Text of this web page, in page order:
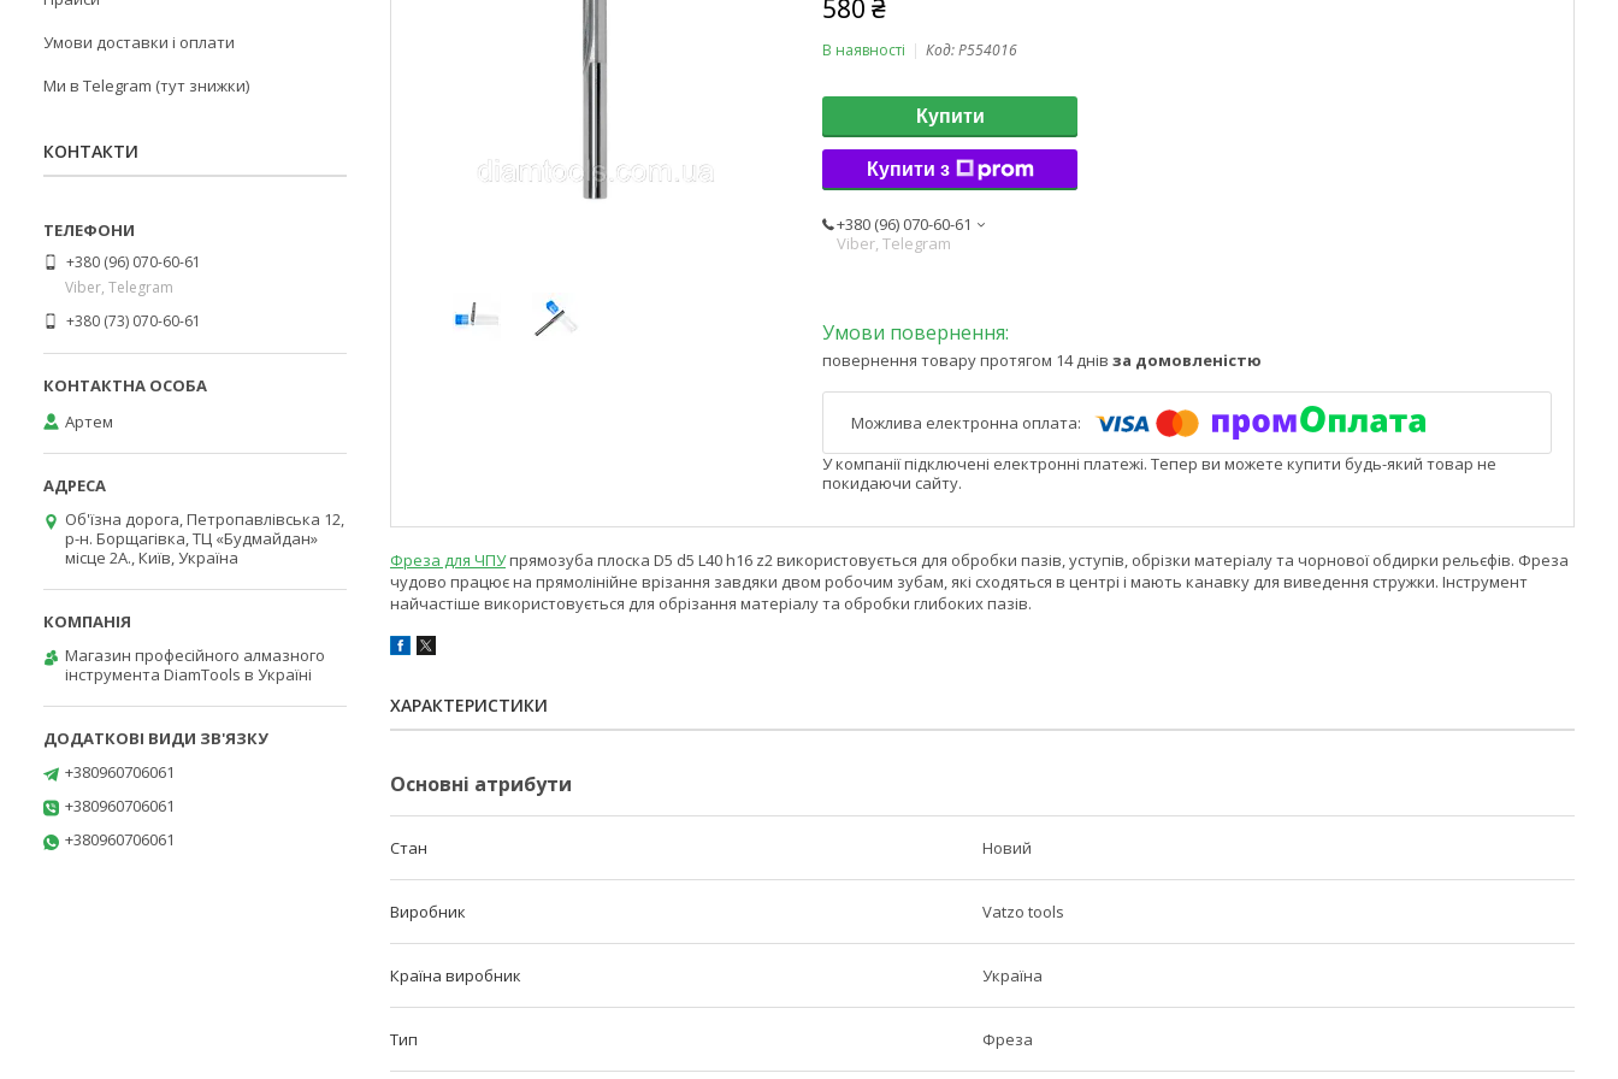
580 ₴
В наявності Код:P554016
Купити
Купити з
+380 (96) 070-60-61
Viber, Telegram
повернення товару протягом 14 днів за домовленістю
У компанії підключені електронні платежі. Тепер ви можете купити будь-який товар не
покидаючи сайту.
Фреза для ЧПУпрямозуба плоска D5 d5 L40 h16 z2 використовується для обробки пазів, уступів, обрізки матеріалу та чорнової обдирки рельєфів. Фреза
чудово працює на прямолінійне врізання завдяки двом робочим зубам, які сходяться в центрі і мають канавку для виведення стружки. Інструмент
найчастіше використовується для обрізання матеріалу та обробки глибоких пазів.
ХАРАКТЕРИСТИКИ
Основні атрибути
Стан Новий
Виробник Vatzo tools
Країна виробник Україна
Тип Фреза
Умови доставки і оплати
Ми в Telegram (тут знижки)
КОНТАКТИ
+380 (96) 070-60-61
Viber, Telegram
+380 (73) 070-60-61
Артем
Об'їзна дорога, Петропавлівська 12,
р-н. Борщагівка, ТЦ «Будмайдан»
місце 2А., Київ, Україна
Магазин професійного алмазного
інструмента DiamTools в Україні
+380960706061
+380960706061
+380960706061